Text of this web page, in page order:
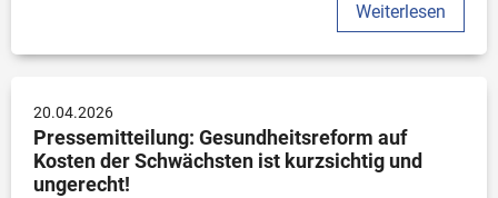
Weiterlesen
20.04.2026
Pressemitteilung: Gesundheitsreform auf
Kosten der Schwächsten ist kurzsichtig und
ungerecht!